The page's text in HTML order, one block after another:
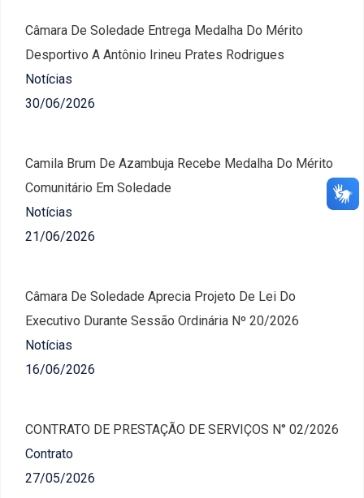
Câmara De Soledade Entrega Medalha Do Mérito
Desportivo A Antônio Irineu Prates Rodrigues
Notícias
30/06/2026
Camila Brum De Azambuja Recebe Medalha Do Mérito
Comunitário Em Soledade
Notícias
21/06/2026
Câmara De Soledade Aprecia Projeto De Lei Do
Executivo Durante Sessão Ordinária Nº 20/2026
Notícias
16/06/2026
CONTRATO DE PRESTAÇÃO DE SERVIÇOS N° 02/2026
Contrato
27/05/2026